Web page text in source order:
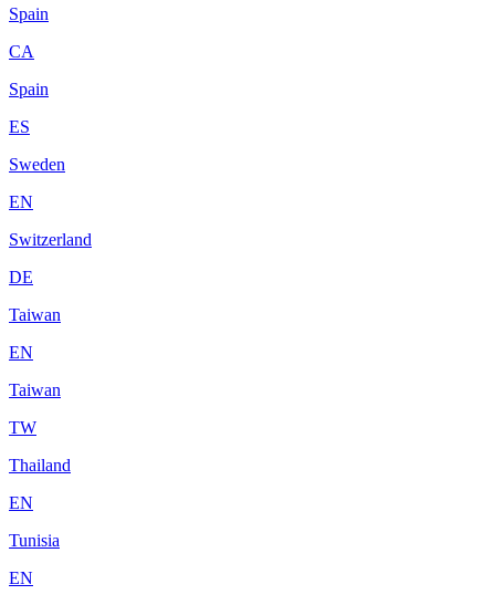
Spain
CA
Spain
ES
Sweden
EN
Switzerland
DE
Taiwan
EN
Taiwan
TW
Thailand
EN
Tunisia
EN